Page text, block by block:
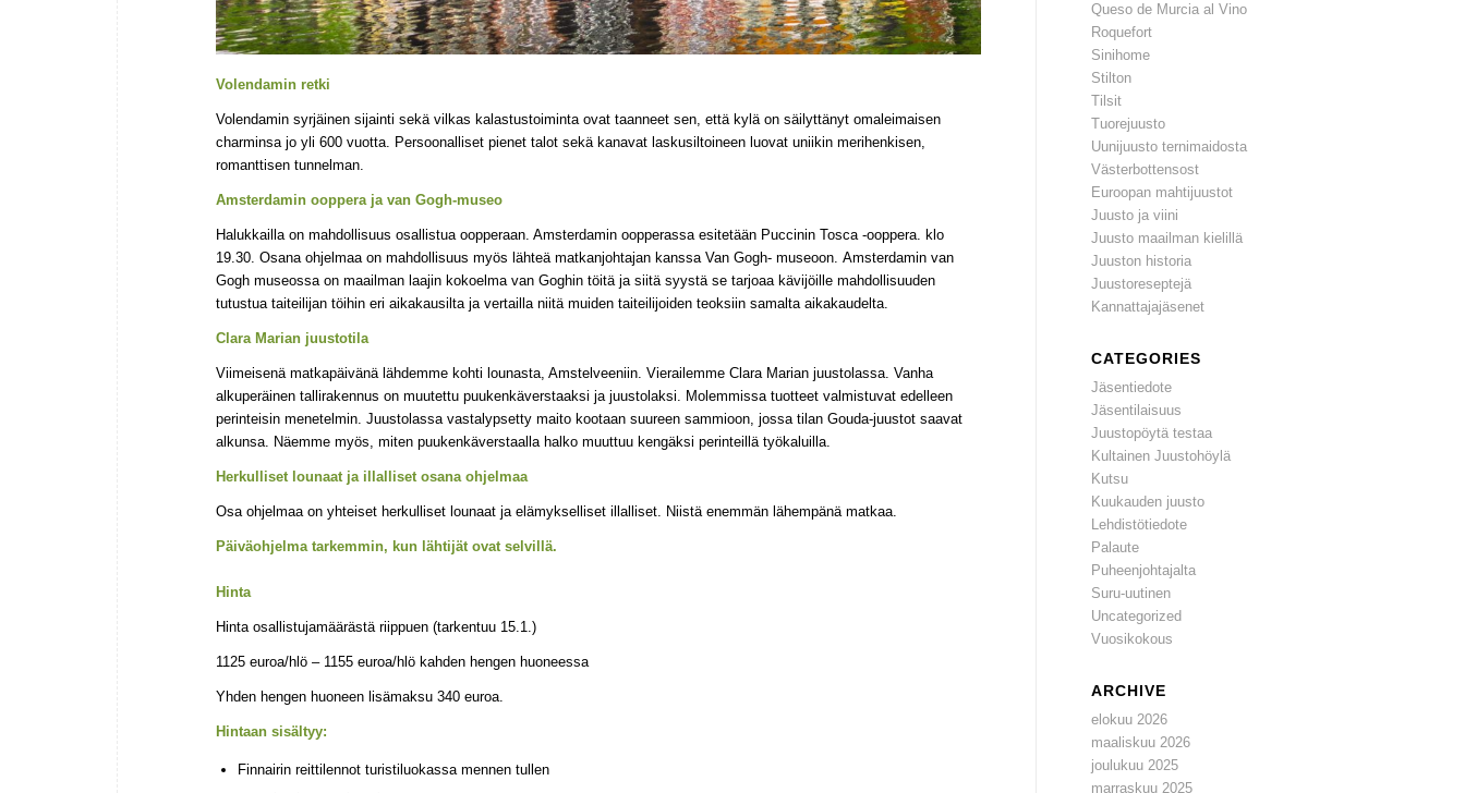
Volendamin retki
Volendamin syrjäinen sijainti sekä vilkas kalastustoiminta ovat taanneet sen, että kylä on säilyttänyt omaleimaisen
charminsa jo yli 600 vuotta. Persoonalliset pienet talot sekä kanavat laskusiltoineen luovat uniikin merihenkisen,
romanttisen tunnelman.
Amsterdamin ooppera ja van Gogh-museo
Halukkailla on mahdollisuus osallistua oopperaan. Amsterdamin oopperassa esitetään Puccinin Tosca -ooppera. klo
19.30. Osana ohjelmaa on mahdollisuus myös lähteä matkanjohtajan kanssa Van Gogh- museoon. Amsterdamin van
Gogh museossa on maailman laajin kokoelma van Goghin töitä ja siitä syystä se tarjoaa kävijöille mahdollisuuden
tutustua taiteilijan töihin eri aikakausilta ja vertailla niitä muiden taiteilijoiden teoksiin samalta aikakaudelta.
Clara Marian juustotila
Viimeisenä matkapäivänä lähdemme kohti lounasta, Amstelveeniin. Vierailemme Clara Marian juustolassa. Vanha
alkuperäinen tallirakennus on muutettu puukenkäverstaaksi ja juustolaksi. Molemmissa tuotteet valmistuvat edelleen
perinteisin menetelmin. Juustolassa vastalypsetty maito kootaan suureen sammioon, jossa tilan Gouda-juustot saavat
alkunsa. Näemme myös, miten puukenkäverstaalla halko muuttuu kengäksi perinteillä työkaluilla.
Herkulliset lounaat ja illalliset osana ohjelmaa
Osa ohjelmaa on yhteiset herkulliset lounaat ja elämykselliset illalliset. Niistä enemmän lähempänä matkaa.
Päiväohjelma tarkemmin, kun lähtijät ovat selvillä.
Hinta
Hinta osallistujamäärästä riippuen (tarkentuu 15.1.)
1125 euroa/hlö – 1155 euroa/hlö kahden hengen huoneessa
Yhden hengen huoneen lisämaksu 340 euroa.
Hintaan sisältyy:
Finnairin reittilennot turistiluokassa mennen tullen
Queso de Murcia al Vino
Roquefort
Sinihome
Stilton
Tilsit
Tuorejuusto
Uunijuusto ternimaidosta
Västerbottensost
Euroopan mahtijuustot
Juusto ja viini
Juusto maailman kielillä
Juuston historia
Juustoreseptejä
Kannattajajäsenet
CATEGORIES
Jäsentiedote
Jäsentilaisuus
Juustopöytä testaa
Kultainen Juustohöylä
Kutsu
Kuukauden juusto
Lehdistötiedote
Palaute
Puheenjohtajalta
Suru-uutinen
Uncategorized
Vuosikokous
ARCHIVE
elokuu 2026
maaliskuu 2026
joulukuu 2025
marraskuu 2025